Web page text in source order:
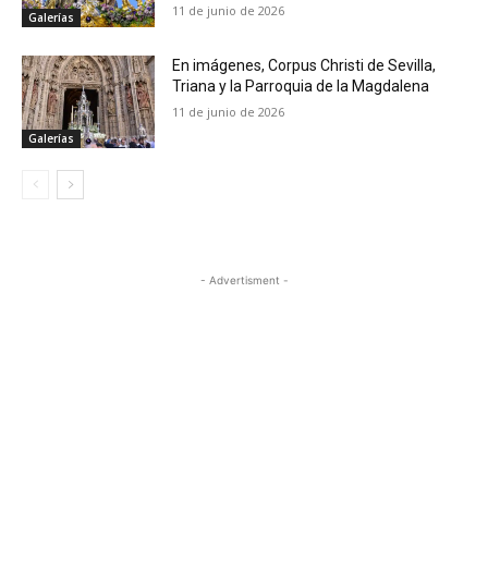
Galerías 11 de junio de 2026
Galerías
En imágenes, Corpus Christi de Sevilla,
Triana y la Parroquia de la Magdalena
11 de junio de 2026
- Advertisment -